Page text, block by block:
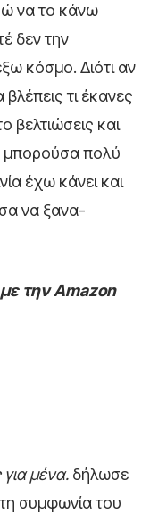
να το κάνω
δεν την
κόσμο. Διότι αν
τι έκανες
και
μπορούσα πολύ
έχω κάνει και
να ξανα-
τηνAmazon
μένα. δήλωσε
συμφωνία του